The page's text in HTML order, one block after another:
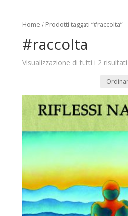
Home / Prodotti taggati “#raccolta”
#raccolta
Visualizzazione di tutti i 2 risultati